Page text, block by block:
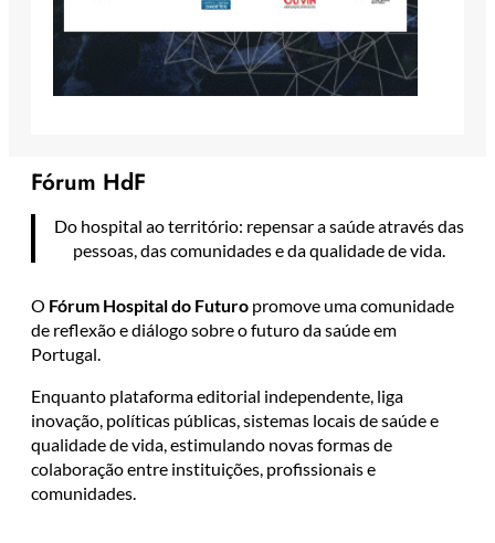
Fórum HdF
Do hospital ao território: repensar a saúde através das
pessoas, das comunidades e da qualidade de vida.
O Fórum Hospital do Futuro promove uma comunidade
de reflexão e diálogo sobre o futuro da saúde em
Portugal.
Enquanto plataforma editorial independente, liga
inovação, políticas públicas, sistemas locais de saúde e
qualidade de vida, estimulando novas formas de
colaboração entre instituições, profissionais e
comunidades.